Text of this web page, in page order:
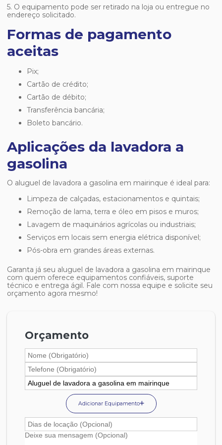
5. O equipamento pode ser retirado na loja ou entregue no
endereço solicitado.
Formas de pagamento
aceitas
Pix;
Cartão de crédito;
Cartão de débito;
Transferência bancária;
Boleto bancário.
Aplicações da lavadora a
gasolina
O aluguel de lavadora a gasolina em mairinque é ideal para:
Limpeza de calçadas, estacionamentos e quintais;
Remoção de lama, terra e óleo em pisos e muros;
Lavagem de maquinários agrícolas ou industriais;
Serviços em locais sem energia elétrica disponível;
Pós-obra em grandes áreas externas.
Garanta já seu aluguel de lavadora a gasolina em mairinque
com quem oferece equipamentos confiáveis, suporte
técnico e entrega ágil. Fale com nossa equipe e solicite seu
orçamento agora mesmo!
Orçamento
Adicionar Equipamento